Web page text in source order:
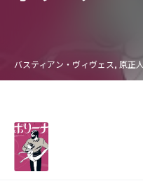
バスティアン・ヴィヴェス, 原正人